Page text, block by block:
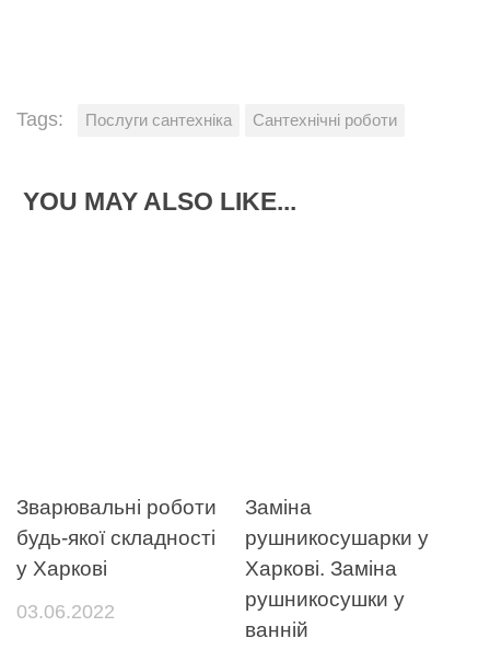
Tags: Послуги сантехніка Сантехнічні роботи
YOU MAY ALSO LIKE...
Зварювальні роботи
будь-якої складності
у Харкові
03.06.2022
Заміна
рушникосушарки у
Харкові. Заміна
рушникосушки у
ванній